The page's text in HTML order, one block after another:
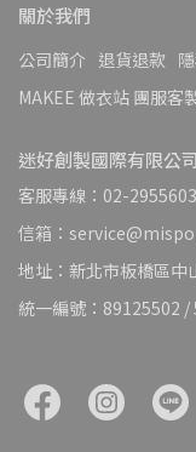
關於我們
公司簡介 退貨退款
MAKEE 做衣站 團服客
迷好創製國際有限公
客服專線：02-
信箱：
地址：新北市板橋區
統一編號：89125502 /